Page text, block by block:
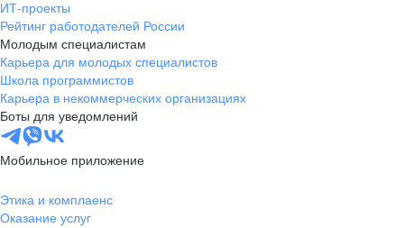
ИТ-проекты
Рейтинг работодателей России
Молодым специалистам
Карьера для молодых специалистов
Школа программистов
Карьера в некоммерческих организациях
Боты для уведомлений
Мобильное приложение
Этика и комплаенс
Оказание услуг